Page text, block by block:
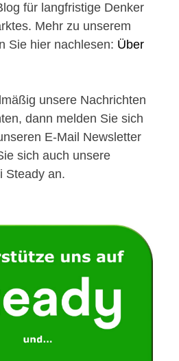
für langfristige Denker
Mehr zu unserem
Sie hier nachlesen: Über
unsere Nachrichten
dann melden Sie sich
E-Mail Newsletter
sich auch unsere
Steady an.